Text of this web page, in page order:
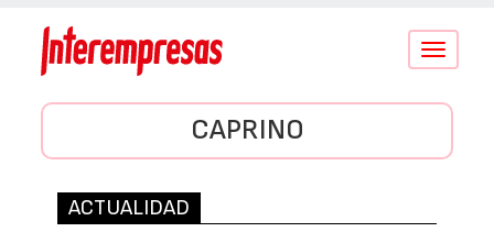
Conmutar
CAPRINO
ACTUALIDAD